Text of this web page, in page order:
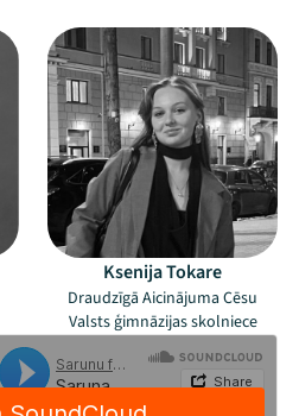
Ksenija Tokare
Draudzīgā Aicinājuma Cēsu
Valsts ģimnāzijas skolniece